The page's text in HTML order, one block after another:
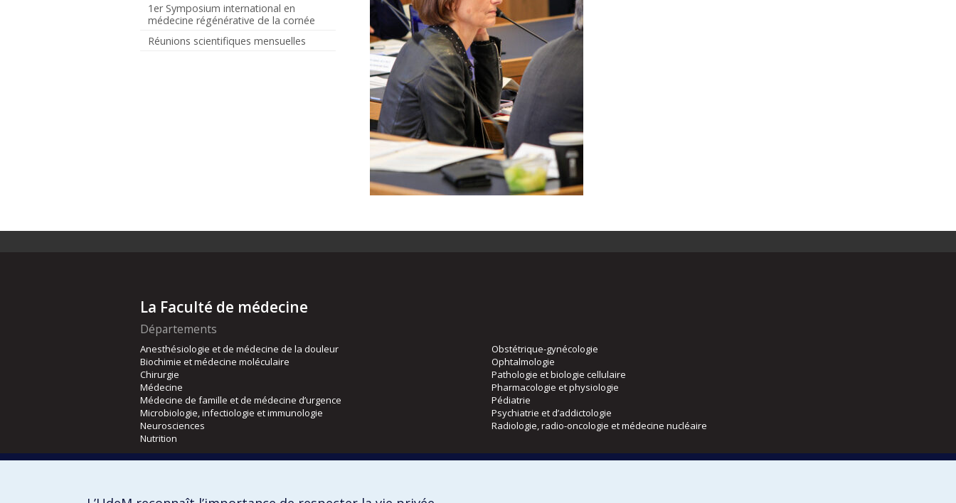
1er Symposium international en
médecine régénérative de la cornée
Réunions scientifiques mensuelles
La Faculté de médecine
Départements
Anesthésiologie et de médecine de la douleur
Biochimie et médecine moléculaire
Chirurgie
Médecine
Médecine de famille et de médecine d’urgence
Microbiologie, infectiologie et immunologie
Neurosciences
Nutrition
Obstétrique-gynécologie
Ophtalmologie
Pathologie et biologie cellulaire
Pharmacologie et physiologie
Pédiatrie
Psychiatrie et d’addictologie
Radiologie, radio-oncologie et médecine nucléaire